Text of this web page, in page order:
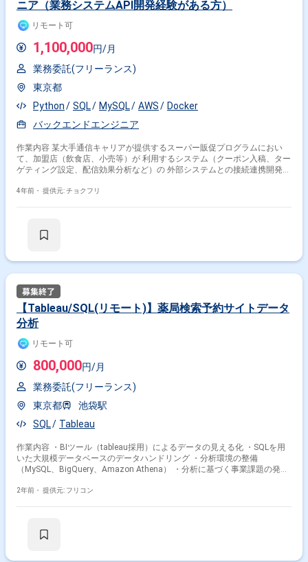
ニア（業務システムAPI開発経験がある方）
リモート可
1,100,000円/月
業務委託(フリーランス)
東京都
Python
SQL MySQL AWS
Docker
バックエンドエンジニア
作業内容 某大手通信キャリアが提供するスーパー販促プログラムにおい
て、加盟店（飲食店、小売等）が 利用するシステム（クーポン入稿、ター
ゲティング設定、配信効果分析など）の 外部システムとの接続連携開発支
きます。 ＜開発環境＞ 言語：Python (一部 Javaもあり) フレームワーク：
4年前・ 提供元: チョクフリ
【Tableau/SQL(リモート)】薬局検索予約サイトデータ
分析
リモート可
800,000円/月
業務委託(フリーランス)
東京都
池袋駅
SQL
Tableau
作業内容 ・BIツール（tableau採用）によるデータの見える化 ・SQLを用
いた大規模データベースのデータハンドリング ・分析環境の整備
（MySQL、BigQuery、Amazon Athena） ・分析に基づく事業課題の発見
析基盤の整備、分析オペレーション改善、ナレッジシェア等
2年前・ 提供元: フリコン